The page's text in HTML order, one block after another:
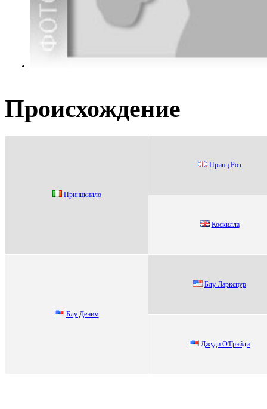
Происхождение
Принцкилло
Пpинц Pоз
Коскилла
Блу Дeним
Блу Лaркcпур
Джуди O'Грэйди